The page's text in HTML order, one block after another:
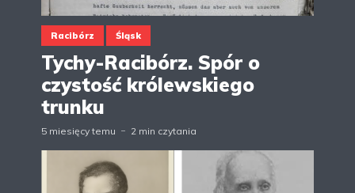
Racibórz Śląsk
Tychy-Racibórz. Spór o
czystość królewskiego
trunku
5 miesięcy temu 2 min czytania